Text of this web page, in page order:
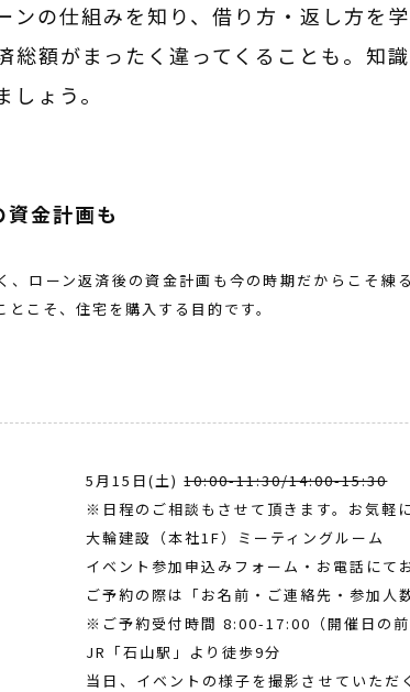
ンの仕組みを知り、借り方・返し方を
総額がまったく違ってくることも。知
しょう。
金計画も
、ローン返済後の資金計画も今の時期だからこそ練
とこそ、住宅を購入する目的です。
5月15日(土)10:00-11:30/14:00-15:30
※日程のご相談もさせて頂きます。お気軽
大輪建設（本社1F）ミーティングルーム
イベント参加申込みフォーム・お電話にて
ご予約の際は「お名前・ご連絡先・参加人
※ご予約受付時間 8:00-17:00（開催日の前
JR「石山駅」より徒歩9分
当日、イベントの様子を撮影させていただ